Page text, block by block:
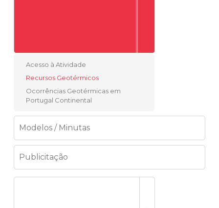
Acesso à Atividade
Recursos Geotérmicos
Ocorrências Geotérmicas em
Portugal Continental
Modelos / Minutas
Publicitação